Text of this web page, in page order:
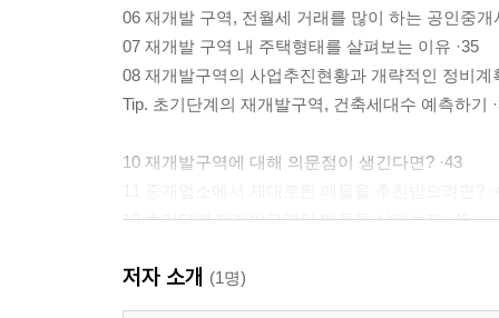
06 재개발 구역, 전월세 거래를 많이 하는 공인중개
07 재개발 구역 내 주택형태를 살펴보는 이유 ·35
08 재개발구역의 사업추진현황과 개략적인 정비계
Tip. 초기단계의 재개발구역, 건축세대수 예측하기
10 재개발구역에 대해 의문점이 생긴다면? ·43
12 초기단계 재개발구역의 매물을 살펴보자 ·46
14 조합원분양가격의 상승은 조합원들에게 손실을
15 대지지분당 매매가격이 높은 다세대주택 vs 낮
저자 소개 (1명)